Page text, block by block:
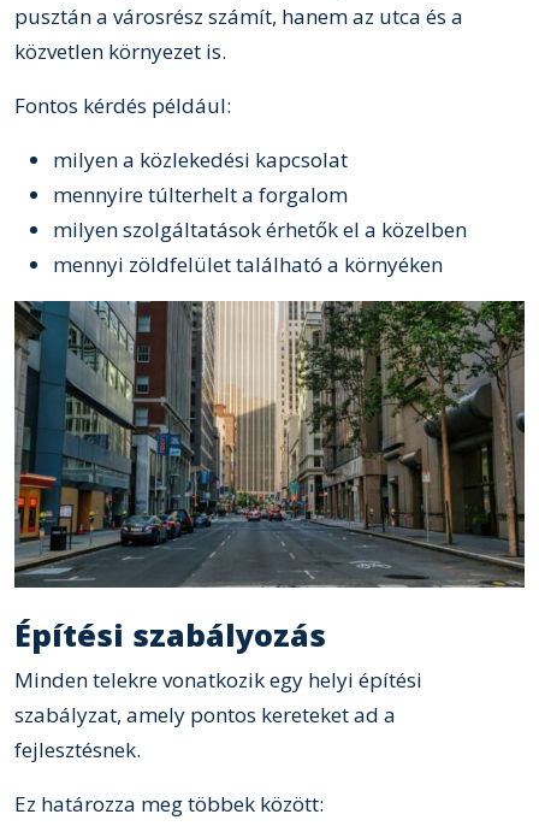
pusztán a városrész számít, hanem az utca és a
közvetlen környezet is.
Fontos kérdés például:
milyen a közlekedési kapcsolat
mennyire túlterhelt a forgalom
milyen szolgáltatások érhetők el a közelben
mennyi zöldfelület található a környéken
Építési szabályozás
Minden telekre vonatkozik egy helyi építési
szabályzat, amely pontos kereteket ad a
fejlesztésnek.
Ez határozza meg többek között: